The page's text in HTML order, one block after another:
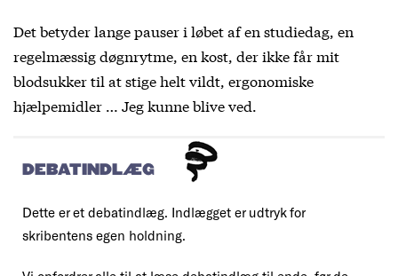
Det betyder lange pauser i løbet af en studiedag, en
regelmæssig døgnrytme, en kost, der ikke får mit
blodsukker til at stige helt vildt, ergonomiske
hjælpemidler … Jeg kunne blive ved.
DEBATINDLÆG
Dette er et debatindlæg. Indlægget er udtryk for
skribentens egen holdning.